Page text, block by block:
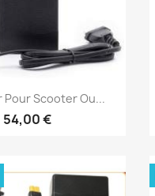
rapide
Scooter Ou...
54,00 €